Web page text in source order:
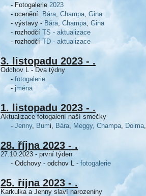
- Fotogalerie 2023
- ocenění
Bára, Champa, Gina
- výstavy - Bára, Champa, Gina
- rozhodčí TS - aktualizace
- rozhodčíTD - aktualizace
3. listopadu 2023 - .
Odchov L - Dva týdny
- fotogalerie
- jména
1. listopadu 2023 - .
Aktualizace fotogalerií naší smečky
- Jenny, Bumi, Bára, Meggy, Champa, Dolma,
28. října 2023 - .
27.10.2023 - první týden
- Odchovy - odchov L - fotogalerie
25. října 2023 - .
Karkulka a Jenny slaví narozeniny